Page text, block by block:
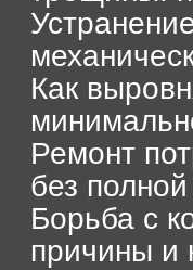
Как
Ремонт
без
Борьба с
причины и